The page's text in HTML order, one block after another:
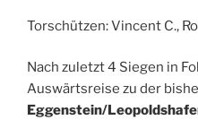
Torschützen: Vincent C.,
Nach zuletzt 4 Siegen in
Auswärtsreise zu der
Eggenstein/